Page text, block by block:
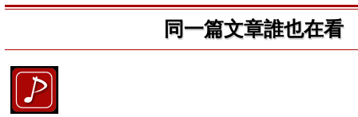
同一篇文章誰也在看